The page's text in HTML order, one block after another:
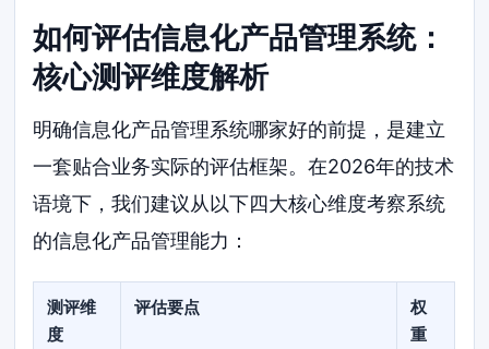
如何评估信息化产品管理系统：
核心测评维度解析
明确信息化产品管理系统哪家好的前提，是建立
一套贴合业务实际的评估框架。在2026年的技术
语境下，我们建议从以下四大核心维度考察系统
的信息化产品管理能力：
测评维
度
评估要点
权
重